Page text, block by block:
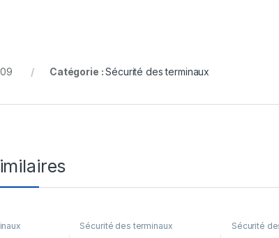
Catégorie :Sécurité des terminaux
Sécurité des terminaux Sécurité